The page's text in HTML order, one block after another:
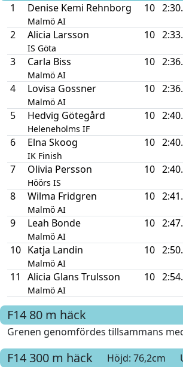
1
Denise Kemi Rehnborg
Malmö AI
10
2 Alicia Larsson
IS Göta
10
3 Carla Biss
Malmö AI
10
4 Lovisa Gossner
Malmö AI
10
5 Hedvig Götegård
Heleneholms IF
10
6 Elna Skoog
IK Finish
10
7 Olivia Persson
Höörs IS
10
8 Wilma Fridgren
Malmö AI
10
9 Leah Bonde
Malmö AI
10
10 Katja Landin
Malmö AI
10
11 Alicia Glans Trulsson
Malmö AI
10
F14 80 m häck
Grenen genomfördes tillsammans
F14 300 m häck Höjd: 76,2cm